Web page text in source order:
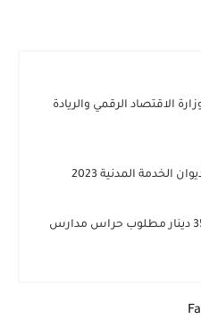
الاقتصاد الرقمي والريادة
المدنية 2023
اعلان توظيف . براتب 300-350 دينار مطلوب حراس مدارس